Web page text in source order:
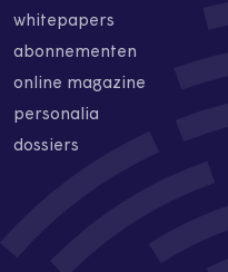
whitepapers
abonnementen
online magazine
personalia
dossiers